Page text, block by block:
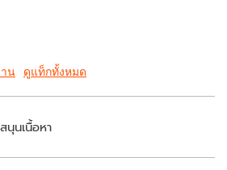
น ดูแท็กทั้งหมด
นุนเนื้อหา